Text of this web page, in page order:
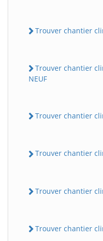
Trouver chantier
Trouver chantier
NEUF
Trouver chantier
Trouver chantier
Trouver chantier
Trouver chantier